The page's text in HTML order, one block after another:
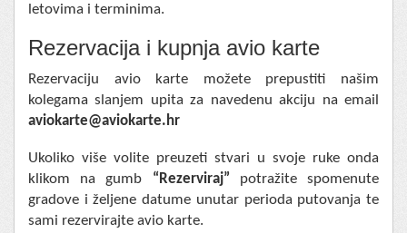
letovima i terminima.
Rezervacija i kupnja avio karte
Rezervaciju avio karte možete prepustiti našim
kolegama slanjem upita za navedenu akciju na email
aviokarte@aviokarte.hr
Ukoliko više volite preuzeti stvari u svoje ruke onda
klikom na gumb “Rezerviraj” potražite spomenute
gradove i željene datume unutar perioda putovanja te
sami rezervirajte avio karte.